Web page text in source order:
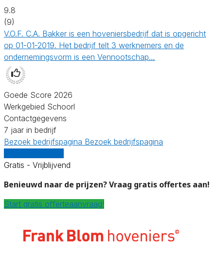
9.8
(9)
V.O.F. C.A. Bakker is een hoveniersbedrijf dat is opgericht
op 01-01-2019. Het bedrijf telt 3 werknemers en de
ondernemingsvorm is een Vennootschap…
Goede Score 2026
Werkgebied Schoorl
Contactgegevens
7 jaar in bedrijf
Bezoek bedrijfspagina Bezoek bedrijfspagina
Gratis - Vrijblijvend
Benieuwd naar de prijzen? Vraag gratis offertes aan!
Start gratis offerteaanvraag!